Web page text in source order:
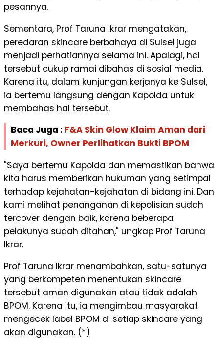
pesannya.
Sementara, Prof Taruna Ikrar mengatakan,
peredaran skincare berbahaya di Sulsel juga
menjadi perhatiannya selama ini. Apalagi, hal
tersebut cukup ramai dibahas di sosial media.
Karena itu, dalam kunjungan kerjanya ke Sulsel,
ia bertemu langsung dengan Kapolda untuk
membahas hal tersebut.
Baca Juga : F&A Skin Glow Klaim Aman dari
Merkuri, Owner Perlihatkan Bukti BPOM
"Saya bertemu Kapolda dan memastikan bahwa
kita harus memberikan hukuman yang setimpal
terhadap kejahatan-kejahatan di bidang ini. Dan
kami melihat penanganan di kepolisian sudah
tercover dengan baik, karena beberapa
pelakunya sudah ditahan," ungkap Prof Taruna
Ikrar.
Prof Taruna Ikrar menambahkan, satu-satunya
yang berkompeten menentukan skincare
tersebut aman digunakan atau tidak adalah
BPOM. Karena itu, ia mengimbau masyarakat
mengecek label BPOM di setiap skincare yang
akan digunakan. (*)